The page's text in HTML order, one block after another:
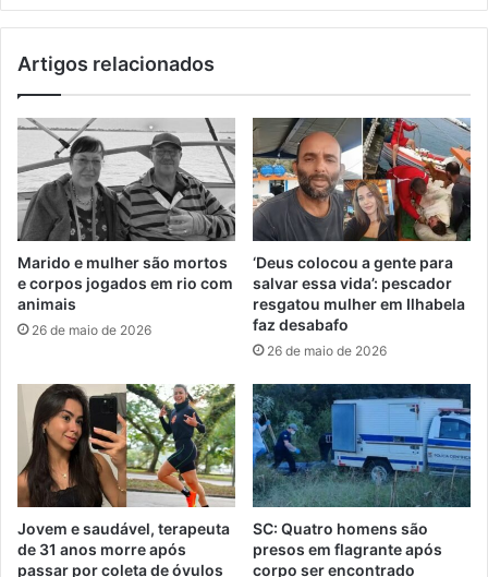
Artigos relacionados
Marido e mulher são mortos
e corpos jogados em rio com
animais
26 de maio de 2026
‘Deus colocou a gente para
salvar essa vida’: pescador
resgatou mulher em Ilhabela
faz desabafo
26 de maio de 2026
Jovem e saudável, terapeuta
de 31 anos morre após
passar por coleta de óvulos
SC: Quatro homens são
presos em flagrante após
corpo ser encontrado